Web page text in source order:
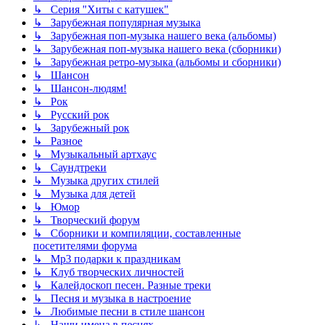
↳ Серия "Хиты с катушек"
↳ Зарубежная популярная музыка
↳ Зарубежная поп-музыка нашего века (альбомы)
↳ Зарубежная поп-музыка нашего века (сборники)
↳ Зарубежная ретро-музыка (альбомы и сборники)
↳ Шансон
↳ Шансон-людям!
↳ Рок
↳ Русский рок
↳ Зарубежный рок
↳ Разное
↳ Музыкальный артхаус
↳ Саундтреки
↳ Музыка других стилей
↳ Музыка для детей
↳ Юмор
↳ Творческий форум
↳ Сборники и компиляции, составленные
посетителями форума
↳ Mp3 подарки к праздникам
↳ Клуб творческих личностей
↳ Калейдоскоп песен. Разные треки
↳ Песня и музыка в настроение
↳ Любимые песни в стиле шансон